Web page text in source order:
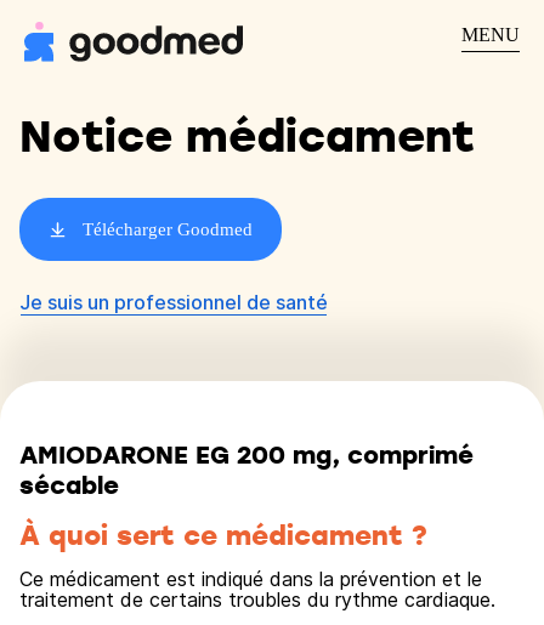
MENU
Notice médicament
Télécharger Goodmed
Je suis un professionnel de santé
AMIODARONE EG 200 mg, comprimé
sécable
À quoi sert ce médicament ?
Ce médicament est indiqué dans la prévention et le
traitement de certains troubles du rythme cardiaque.